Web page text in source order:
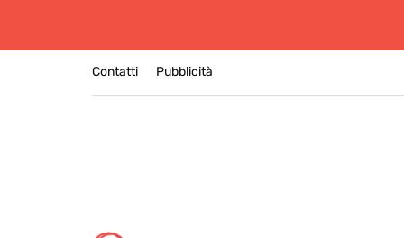
Contatti Pubblicità